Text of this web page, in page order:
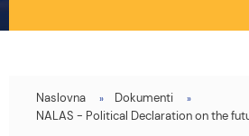
You
Naslovna
Dokumenti
NALAS - Political Declaration on the